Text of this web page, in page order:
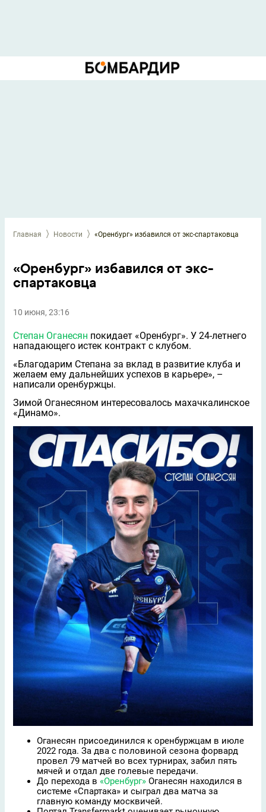
Главная Новости «Оренбург» избавился от экс-спартаковца
«Оренбург» избавился от экс-
спартаковца
10 июня, 23:16
Степан Оганесян покидает «Оренбург». У 24-летнего
нападающего истек контракт с клубом.
«Благодарим Степана за вклад в развитие клуба и
желаем ему дальнейших успехов в карьере», –
написали оренбуржцы.
Зимой Оганесяном интересовалось махачкалинское
«Динамо».
Оганесян присоединился к оренбуржцам в июле
2022 года. За два с половиной сезона форвард
провел 79 матчей во всех турнирах, забил пять
мячей и отдал две голевые передачи.
До перехода в «Оренбург» Оганесян находился в
системе «Спартака» и сыграл два матча за
главную команду москвичей.